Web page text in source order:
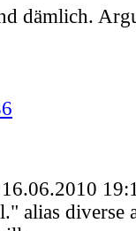
dämlich.
16.06.2010
alias diverse